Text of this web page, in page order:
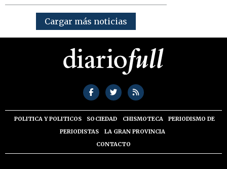
Cargar más noticias
POLITICA Y POLITICOS SOCIEDAD CHISMOTECA
PERIODISMO DE
PERIODISTAS
LA GRAN PROVINCIA
CONTACTO